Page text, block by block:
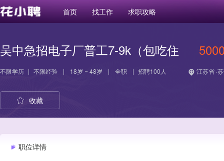
首页 找工作 求职攻略
吴中急招电子厂普工7-9k（包吃住
不限学历 | 不限经验 | 18岁 ~ 48岁 | 全职 | 招聘100人 江苏省 ·
收藏
职位详情